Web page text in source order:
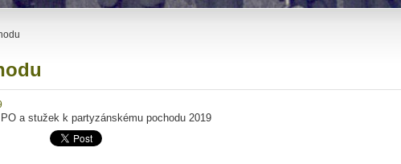
a stužek k partyzánskému pochodu 2019